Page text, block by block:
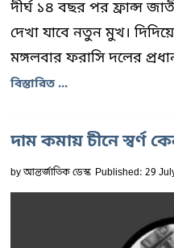
দীর্ঘ ১৪ বছর পর ফ্রান্স
দেখা যাবে নতুন মুখ।
মঙ্গলবার ফরাসি দলের
বিস্তারিত ...
দাম কমায় চীনে স্বর্ণ
byআন্তর্জাতিক ডেস্ক Published: 29